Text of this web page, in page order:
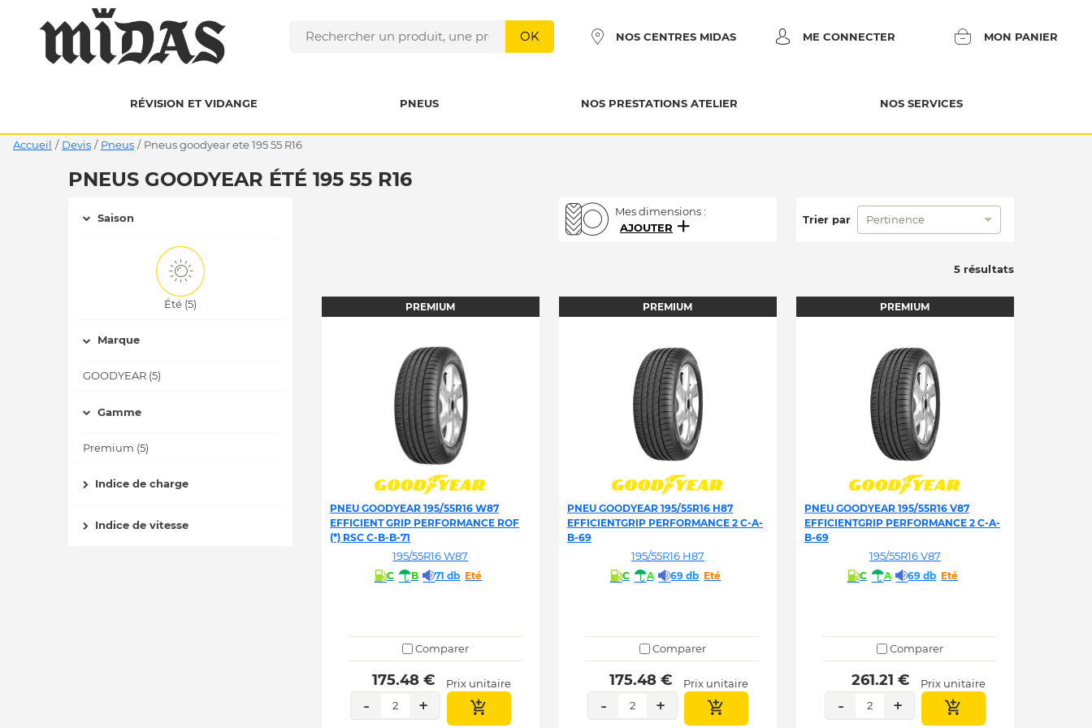
OK NOS CENTRES MIDAS ME CONNECTER MON PANIER
RÉVISION ET VIDANGE PNEUS NOS PRESTATIONS ATELIER NOS SERVICES
Accueil / Devis / Pneus / pneus goodyear ete 195 55 R16
PNEUS GOODYEAR ÉTÉ 195 55 R16
Saison
Été (5)
Marque
GOODYEAR (5)
Gamme
Premium (5)
Indice de charge
Indice de vitesse
Mes dimensions :
AJOUTER
Trier par Pertinence
5 résultats
PREMIUM
PNEU GOODYEAR 195/55R16 W87
EFFICIENT GRIP PERFORMANCE ROF
(*) RSC C-B-B-71
195/55R16 W87
C B 71 db Eté
Comparer
175.48 € Prix unitaire
- 2 +
PREMIUM
PNEU GOODYEAR 195/55R16 H87
EFFICIENTGRIP PERFORMANCE 2 C-A-
B-69
195/55R16 H87
C A 69 db Eté
Comparer
175.48 € Prix unitaire
- 2 +
PREMIUM
PNEU GOODYEAR 195/55R16 V87
EFFICIENTGRIP PERFORMANCE 2 C-A-
B-69
195/55R16 V87
C A 69 db Eté
Comparer
261.21 € Prix unitaire
- 2 +